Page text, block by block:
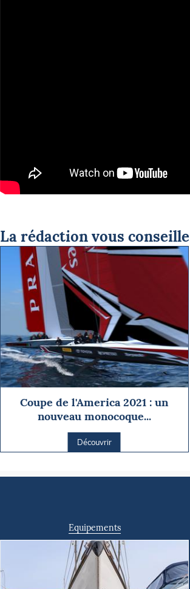
La rédaction vous conseille
Coupe de l'America 2021 : un
nouveau monocoque...
Découvrir
Equipements